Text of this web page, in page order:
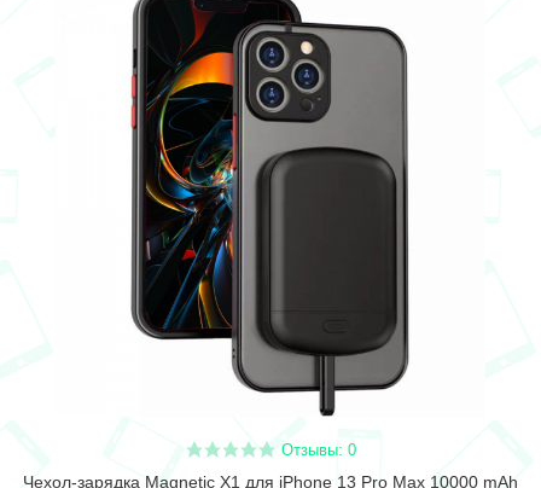
Отзывы: 0
Чехол-зарядка Magnetic X1 для iPhone 13 Pro Max 10000 mAh